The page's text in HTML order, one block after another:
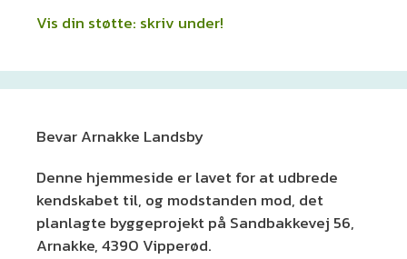
Vis din støtte: skriv under!
Bevar Arnakke Landsby
Denne hjemmeside er lavet for at udbrede
kendskabet til, og modstanden mod, det
planlagte byggeprojekt på Sandbakkevej 56,
Arnakke, 4390 Vipperød.